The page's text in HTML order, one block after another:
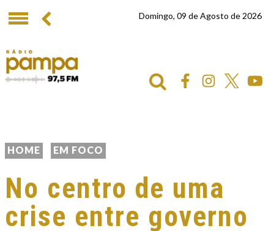
Domingo, 09 de Agosto de 2026
HOME EM FOCO
No centro de uma
crise entre governo